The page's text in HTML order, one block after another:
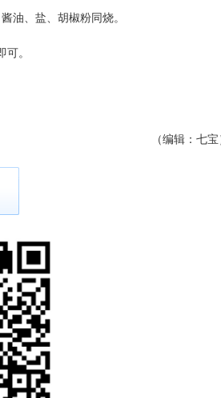
油、盐、胡椒粉同烧。
。
（编辑：七宝